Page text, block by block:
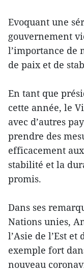
Evoquant une
gouvernement
l’importance
de paix et de
En tant que
cette année, le
avec d’autres
prendre des
efficacement
stabilité et la
promis.
Dans ses
Nations unies,
l’Asie de l’Est
exemple fort
nouveau